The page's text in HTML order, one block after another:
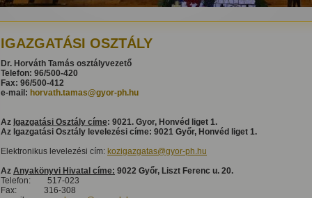
IGAZGATÁSI OSZTÁLY
Dr. Horváth Tamás osztályvezető
Telefon: 96/500-420
Fax: 96/500-412
e-mail: horvath.tamas@gyor-ph.hu
Az Igazgatási Osztály címe: 9021. Gyor, Honvéd liget 1.
Az Igazgatási Osztály levelezési címe: 9021 Győr, Honvéd liget 1.
Elektronikus levelezési cím: kozigazgatas@gyor-ph.hu
Az Anyakönyvi Hivatal címe: 9022 Győr, Liszt Ferenc u. 20.
Telefon: 517-023
Fax: 316-308